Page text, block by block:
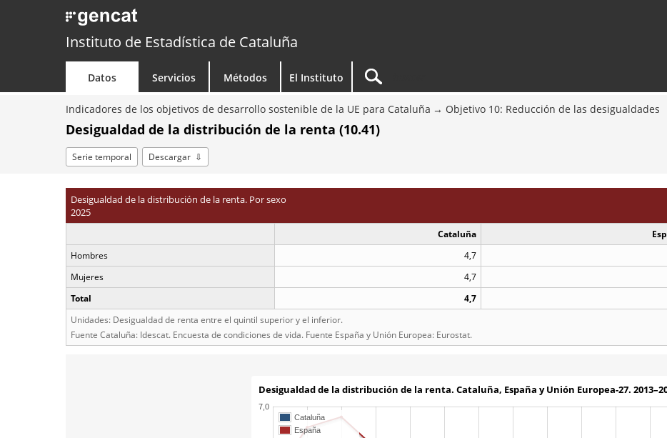
Instituto de Estadística de Cataluña
Datos Servicios Métodos El Instituto
Indicadores de los objetivos de desarrollo sostenible de la UE para Cataluña Objetivo 10: Reducción de las desigualdades
Desigualdad de la distribución de la renta (10.41)
Serie temporal Descargar
Desigualdad de la distribución de la renta. Por sexo
2025
Cataluña
Hombres
4,7
Mujeres
4,7
Total
4,7
Unidades: Desigualdad de renta entre el quintil superior y el inferior.
Fuente Cataluña: Idescat. Encuesta de condiciones de vida. Fuente España y Unión Europea: Eurostat.